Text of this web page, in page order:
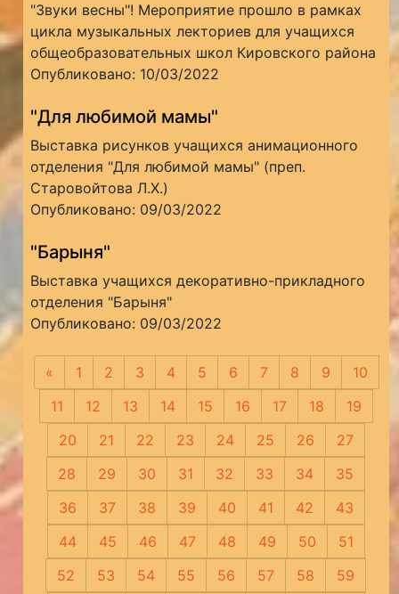
"Звуки весны"! Мероприятие прошло в рамках
цикла музыкальных лекториев для учащихся
общеобразовательных школ Кировского района
Опубликовано: 10/03/2022
"Для любимой мамы"
Выставка рисунков учащихся анимационного
отделения "Для любимой мамы" (преп.
Старовойтова Л.Х.)
Опубликовано: 09/03/2022
"Барыня"
Выставка учащихся декоративно-прикладного
отделения "Барыня"
Опубликовано: 09/03/2022
« Предыдущая
1 2 3 4 5 6 7 8 9
10
11
12 13 14 15 16 17 18
19
20
21 22 23 24 25 26
27
28
29 30 31 32 33 34
35
36
37 38 39 40 41 42
43
44
45 46 47 48 49 50
51
52
53 54 55 56 57 58
59